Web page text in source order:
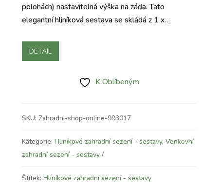
polohách) nastavitelná výška na záda. Tato
elegantní hliníková sestava se skládá z 1 x…
DETAIL
K Oblíbeným
SKU: Zahradni-shop-online-993017
Kategorie: Hliníkové zahradní sezení - sestavy, Venkovní
zahradní sezení - sestavy
Štítek: Hliníkové zahradní sezení - sestavy